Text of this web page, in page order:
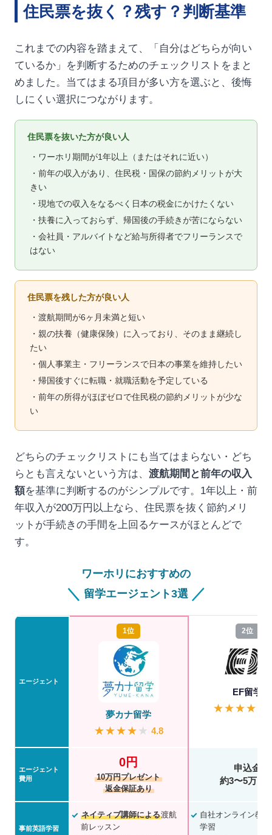
住民票を抜く？残す？判断基準
これまでの内容を踏まえて、「自分はどちらが向い
ているか」を判断するためのチェックリストをまと
めました。当てはまる項目が多い方を選ぶと、後悔
しにくい選択につながります。
住民票を抜いた方が良い人
・ワーホリ期間が1年以上（またはそれに近い）
・前年の収入があり、住民税・国保の節約メリットが大
きい
・現地での収入をなるべく日本の税金にかけたくない
・扶養に入っておらず、帰国後の手続きが苦にならない
・会社員・アルバイトなど給与所得者でフリーランスで
はない
住民票を残した方が良い人
・渡航期間が6ヶ月未満と短い
・親の扶養（健康保険）に入っており、そのまま継続し
たい
・個人事業主・フリーランスで日本の事業を維持したい
・帰国後すぐに転職・就職活動を予定している
・前年の所得がほぼゼロで住民税の節約メリットが少な
い
どちらのチェックリストにも当てはまらない・どち
らとも言えないという方は、 渡航期間と前年の収入
額を基準に判断するのがシンプルです。1年以上・前
年収入が200万円以上なら、住民票を抜く節約メリ
ットが手続きの手間を上回るケースがほとんどで
す。
ワーホリにおすすめの
＼ 留学エージェント3選 ／
エージェント
1位
夢カナ留学
★★★★ ★ 4.8
2位
EF留学
★★★★
エージェント
費用
0円
10万円プレゼント
返金保証あり
申込金
約3〜5万円
事前英語学習
ネイティブ講師による渡航
前レッスン
自社オンライン教
学習